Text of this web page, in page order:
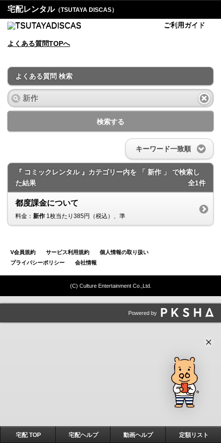
宅配レンタル（TSUTAYA DISCAS）
ご利用ガイド
よくある質問TOPへ
よくある質問 検索
検索する
キーワード一致順
『 コミックレンタル 』カテゴリー内を 「 新作 」 で検索し
た結果
全1件
都度課金について
料金： 新作 1枚当たり385円（税込）、準
V会員規約 サービス利用規約
個人情報の取り扱い
プライバシーポリシー
会社情報
(C) Culture Entertainment Co.,Ltd.
宅配 TOP 宅配ヘルプ 動画ヘルプ 定額リスト
Powered by